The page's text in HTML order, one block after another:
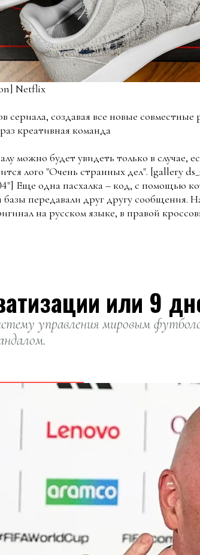
Netflix
сериала, создавая все новые
креативная команда
можно будет увидеть только в случае,
лого "Очень странных дел". [gallery
Еще одна пасхалка – код, с помощью
базы передавали друг другу сообщения.
на русском языке, в правой
или 9
управления мировым